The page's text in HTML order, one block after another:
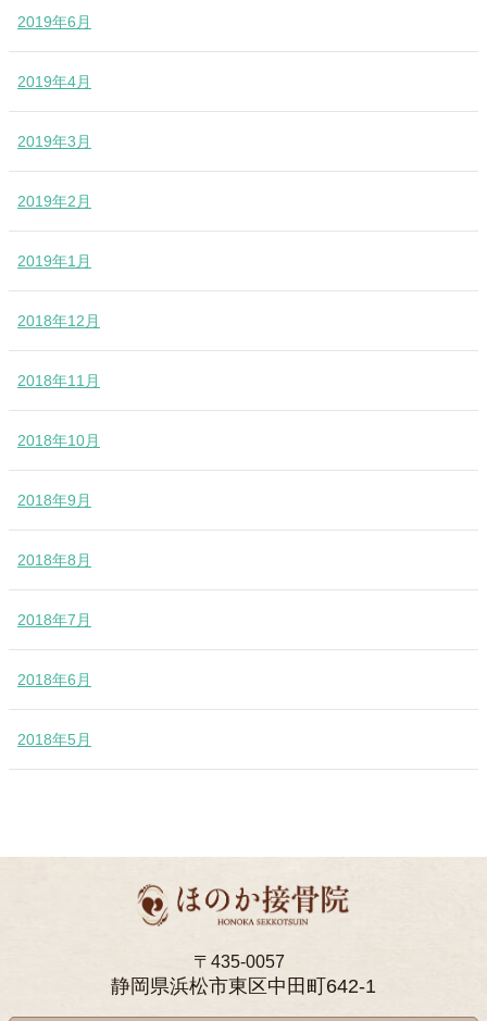
2019年6月
2019年4月
2019年3月
2019年2月
2019年1月
2018年12月
2018年11月
2018年10月
2018年9月
2018年8月
2018年7月
2018年6月
2018年5月
〒435-0057
静岡県浜松市東区中田町642-1